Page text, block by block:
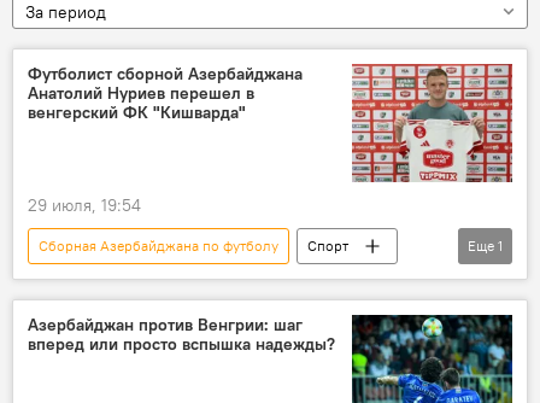
За период
Футболист сборной Азербайджана
Анатолий Нуриев перешел в
венгерский ФК "Кишварда"
29 июля, 19:54
Сборная Азербайджана по футболу
Спорт
ФК "Зиря"
Еще 1
Азербайджан против Венгрии: шаг
вперед или просто вспышка надежды?